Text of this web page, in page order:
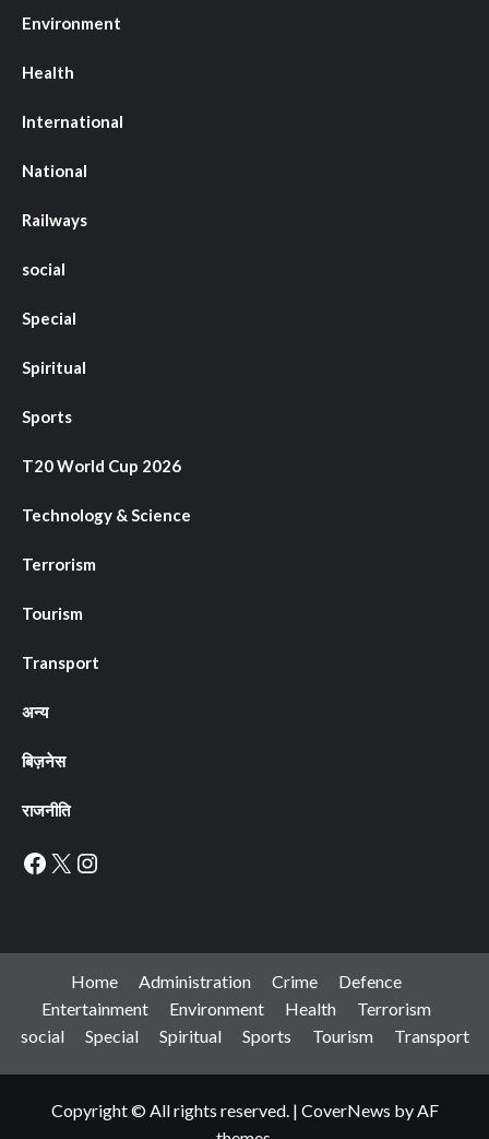
Environment
Health
International
National
Railways
social
Special
Spiritual
Sports
T20 World Cup 2026
Technology & Science
Terrorism
Tourism
Transport
अन्य
बिज़नेस
राजनीति
Facebook
X Instagram
Home Administration Crime
Defence
Entertainment
Environment Health
Terrorism
social
Special Spiritual Sports Tourism Transport
Copyright © All rights reserved. | CoverNews by AF